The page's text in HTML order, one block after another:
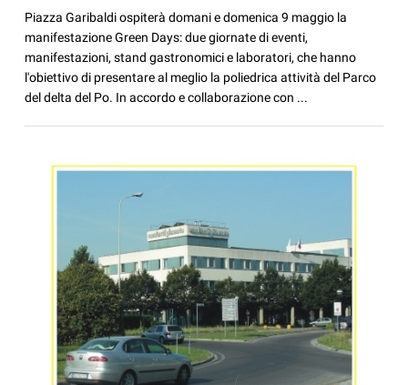
Piazza Garibaldi ospiterà domani e domenica 9 maggio la
manifestazione Green Days: due giornate di eventi,
manifestazioni, stand gastronomici e laboratori, che hanno
l'obiettivo di presentare al meglio la poliedrica attività del Parco
del delta del Po. In accordo e collaborazione con ...